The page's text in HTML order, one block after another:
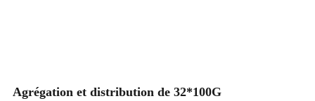
Agrégation et distribution de 32*100G